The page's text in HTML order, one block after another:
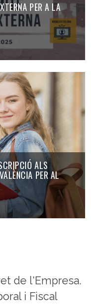
PER A LA
ALS
PER AL
de l'Empresa.
i Fiscal